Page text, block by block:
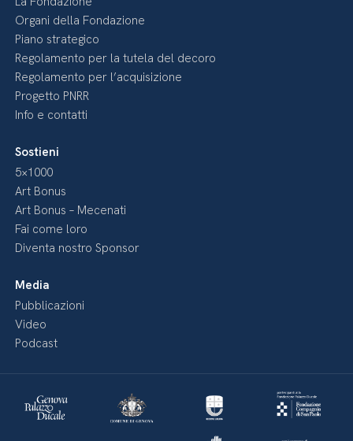
Organi della Fondazione
Piano strategico
Regolamento per la tutela del decoro
Regolamento per l’acquisizione
Progetto PNRR
Info e contatti
Sostieni
5×1000
Art Bonus
Art Bonus – Mecenati
Fai come loro
Diventa nostro Sponsor
Media
Pubblicazioni
Video
Podcast